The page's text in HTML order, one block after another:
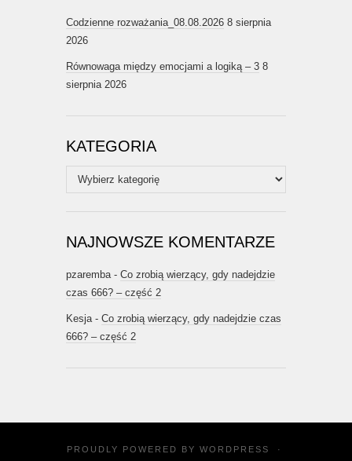
Codzienne rozważania_08.08.2026 8 sierpnia
2026
Równowaga między emocjami a logiką – 3 8
sierpnia 2026
KATEGORIA
Kategoria
NAJNOWSZE KOMENTARZE
pzaremba- Co zrobią wierzący, gdy nadejdzie
czas 666? – część 2
Kesja- Co zrobią wierzący, gdy nadejdzie czas
666? – część 2
PROUDLY POWERED BY WORDPRESS ·